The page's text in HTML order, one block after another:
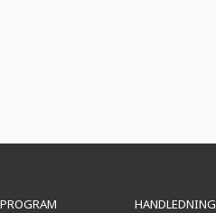
PROGRAM
HANDLEDNING